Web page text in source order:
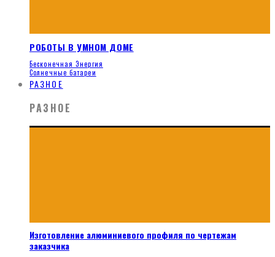
РОБОТЫ В УМНОМ ДОМЕ
Бесконечная Энергия
Солнечные батареи
РАЗНОЕ
РАЗНОЕ
Изготовление алюминиевого профиля по чертежам
заказчика